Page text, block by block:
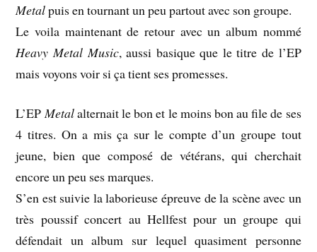
Metalpuis en tournant un peu partout avec son groupe.
Le voila maintenant de retour avec un album nommé
Heavy Metal Music, aussi basique que le titre de l’EP
mais voyons voir si ça tient ses promesses.
L’EPMetalalternait le bon et le moins bon au file de ses
4 titres. On a mis ça sur le compte d’un groupe tout
jeune, bien que composé de vétérans, qui cherchait
encore un peu ses marques.
S’en est suivie la laborieuse épreuve de la scène avec un
très poussif concert au Hellfest pour un groupe qui
défendait un album sur lequel quasiment personne